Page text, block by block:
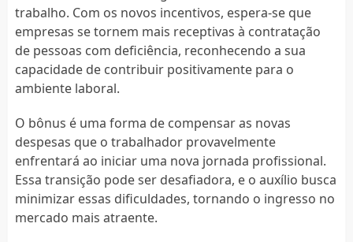
trabalho. Com os novos incentivos, espera-se que
empresas se tornem mais receptivas à contratação
de pessoas com deficiência, reconhecendo a sua
capacidade de contribuir positivamente para o
ambiente laboral.
O bônus é uma forma de compensar as novas
despesas que o trabalhador provavelmente
enfrentará ao iniciar uma nova jornada profissional.
Essa transição pode ser desafiadora, e o auxílio busca
minimizar essas dificuldades, tornando o ingresso no
mercado mais atraente.